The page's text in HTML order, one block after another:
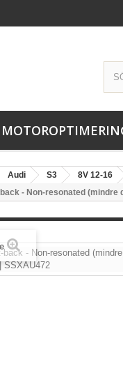
Audi S3 8V 12-16
- Non-resonated